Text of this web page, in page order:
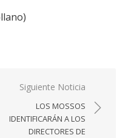
Siguiente Noticia
LOS MOSSOS
IDENTIFICARÁN A LOS
DIRECTORES DE